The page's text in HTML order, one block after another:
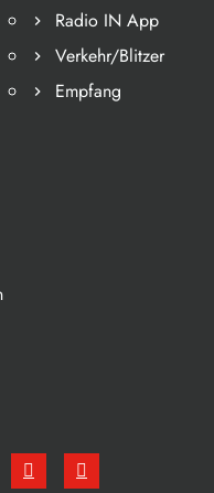
Radio IN App
Verkehr/Blitzer
Empfang